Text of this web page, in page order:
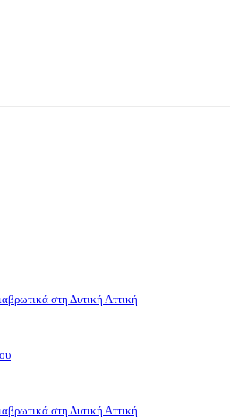
στη Δυτική Αττική
στη Δυτική Αττική